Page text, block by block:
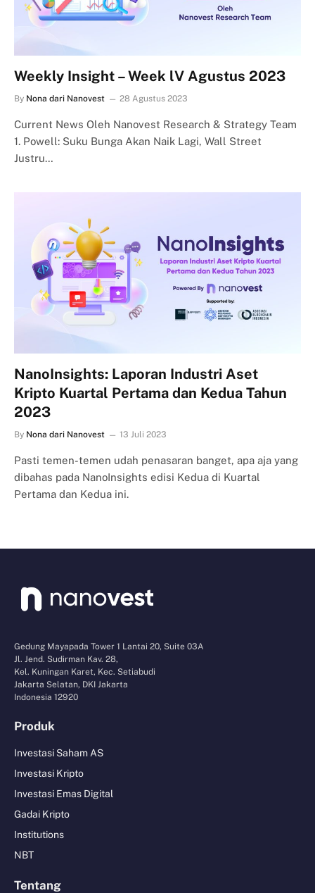
Weekly Insight – Week lV Agustus 2023
By Nona dari Nanovest 28 Agustus 2023
Current News Oleh Nanovest Research & Strategy Team
1. Powell: Suku Bunga Akan Naik Lagi, Wall Street
Justru…
NanoInsights: Laporan Industri Aset
Kripto Kuartal Pertama dan Kedua Tahun
2023
By Nona dari Nanovest 13 Juli 2023
Pasti temen-temen udah penasaran banget, apa aja yang
dibahas pada NanoInsights edisi Kedua di Kuartal
Pertama dan Kedua ini.
Gedung Mayapada Tower 1 Lantai 20, Suite 03A
Jl. Jend. Sudirman Kav. 28,
Kel. Kuningan Karet, Kec. Setiabudi
Jakarta Selatan, DKI Jakarta
Indonesia 12920
Produk
Investasi Saham AS
Investasi Kripto
Investasi Emas Digital
Gadai Kripto
Institutions
NBT
Tentang